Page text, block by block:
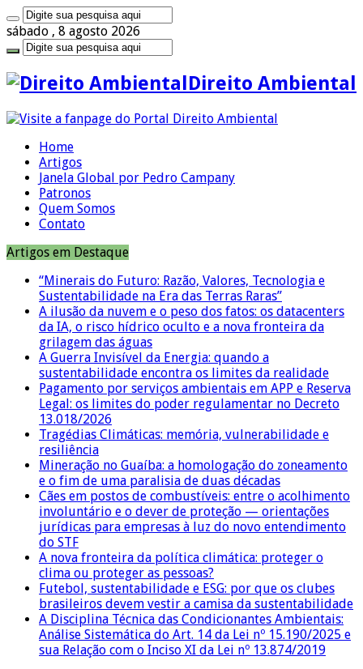
sábado , 8 agosto 2026
Direito Ambiental
Home
Artigos
Janela Global por Pedro Campany
Patronos
Quem Somos
Contato
Artigos em Destaque
“Minerais do Futuro: Razão, Valores, Tecnologia e
Sustentabilidade na Era das Terras Raras”
A ilusão da nuvem e o peso dos fatos: os datacenters
da IA, o risco hídrico oculto e a nova fronteira da
grilagem das águas
A Guerra Invisível da Energia: quando a
sustentabilidade encontra os limites da realidade
Pagamento por serviços ambientais em APP e Reserva
Legal: os limites do poder regulamentar no Decreto
13.018/2026
Tragédias Climáticas: memória, vulnerabilidade e
resiliência
Mineração no Guaíba: a homologação do zoneamento
e o fim de uma paralisia de duas décadas
Cães em postos de combustíveis: entre o acolhimento
involuntário e o dever de proteção — orientações
jurídicas para empresas à luz do novo entendimento
do STF
A nova fronteira da política climática: proteger o
clima ou proteger as pessoas?
Futebol, sustentabilidade e ESG: por que os clubes
brasileiros devem vestir a camisa da sustentabilidade
A Disciplina Técnica das Condicionantes Ambientais:
Análise Sistemática do Art. 14 da Lei nº 15.190/2025 e
sua Relação com o Inciso XI da Lei nº 13.874/2019